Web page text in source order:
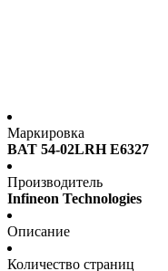
Маркировка
BAT 54-02LRH E6327
Производитель
Infineon Technologies
Описание
Количество страниц